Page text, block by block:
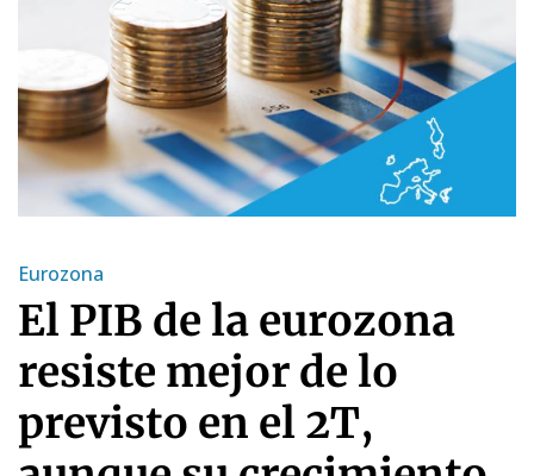
Eurozona
El PIB de la eurozona
resiste mejor de lo
previsto en el 2T,